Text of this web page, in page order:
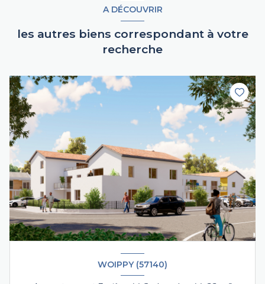
A DÉCOUVRIR
les autres biens correspondant à votre
recherche
WOIPPY (57140)